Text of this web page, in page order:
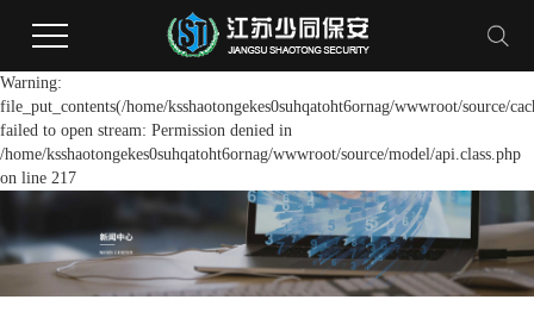
Warning:
file_put_contents(/home/ksshaotongekes0suhqatoht6ornag/wwwroot/source/
failed to open stream: Permission denied in
/home/ksshaotongekes0suhqatoht6ornag/wwwroot/source/model/api.class.php
on line 217